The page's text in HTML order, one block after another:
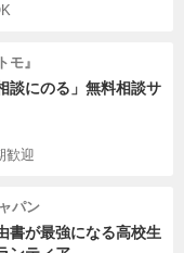
モ』
談にのる」無料相談サ
歓迎
パン
書が最強になる高校生